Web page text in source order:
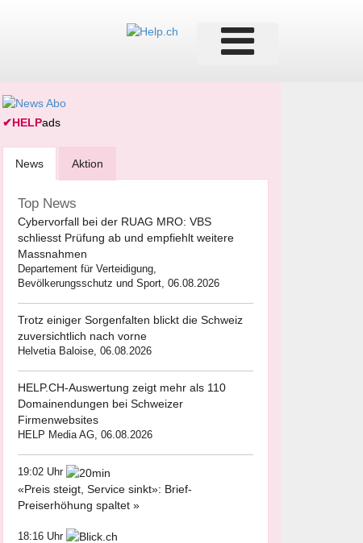
✔HELPads
News Aktion
Top News
Cybervorfall bei der RUAG MRO: VBS
schliesst Prüfung ab und empfiehlt weitere
Massnahmen
Departement für Verteidigung,
Bevölkerungsschutz und Sport, 06.08.2026
Trotz einiger Sorgenfalten blickt die Schweiz
zuversichtlich nach vorne
Helvetia Baloise, 06.08.2026
HELP.CH-Auswertung zeigt mehr als 110
Domainendungen bei Schweizer
Firmenwebsites
HELP Media AG, 06.08.2026
19:02 Uhr
«Preis steigt, Service sinkt»: Brief-
Preiserhöhung spaltet »
18:16 Uhr